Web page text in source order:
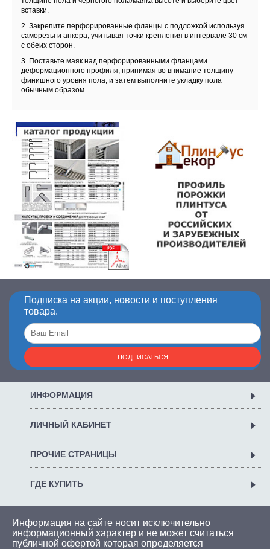
вставки.
2. Закрепите перфорированные фланцы с подложкой используя
саморезы и анкера, учитывая точки крепления в интервале 30 см
с обеих сторон.
3. Поставьте маяк над перфорированными фланцами
деформационного профиля, принимая во внимание толщину
финишного уровня пола, и затем выполните укладку пола
обычным образом.
Подписка на акции, новости и поступления
товара.
ПОДПИСАТЬСЯ
ИНФОРМАЦИЯ
ЛИЧНЫЙ КАБИНЕТ
ПРОЧИЕ СТРАНИЦЫ
ГДЕ КУПИТЬ
Информация на сайте носит исключительно
информационный характер и не может считаться
публичной офертой которая определяется